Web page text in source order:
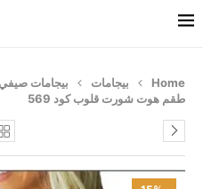
Home بيجامات
بيجامات صيفي
طقم هوت شورت قلوب كود 569